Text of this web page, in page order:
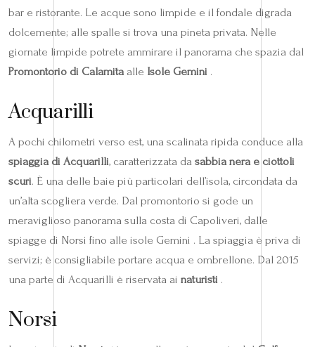
bar e ristorante. Le acque sono limpide e il fondale digrada
dolcemente; alle spalle si trova una pineta privata. Nelle
giornate limpide potrete ammirare il panorama che spazia dal
Promontorio di Calamitaalle Isole Gemini .
Acquarilli
A pochi chilometri verso est, una scalinata ripida conduce alla
spiaggia di Acquarilli, caratterizzata da sabbia nera e ciottoli
scuri. È una delle baie più particolari dell’isola, circondata da
un’alta scogliera verde. Dal promontorio si gode un
meraviglioso panorama sulla costa di Capoliveri, dalle
spiagge di Norsi fino alle isole Gemini . La spiaggia è priva di
servizi; è consigliabile portare acqua e ombrellone. Dal 2015
una parte di Acquarilli è riservata ai naturisti .
Norsi